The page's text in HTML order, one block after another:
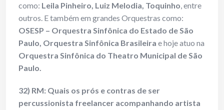
como: Leila Pinheiro, Luiz Melodia, Toquinho, entre
outros. E também em grandes Orquestras como:
OSESP – Orquestra Sinfônica do Estado de São
Paulo, Orquestra Sinfônica Brasileira e hoje atuo na
Orquestra Sinfônica do Theatro Municipal de São
Paulo.
32) RM: Quais os prós e contras de ser
percussionista freelancer acompanhando artista